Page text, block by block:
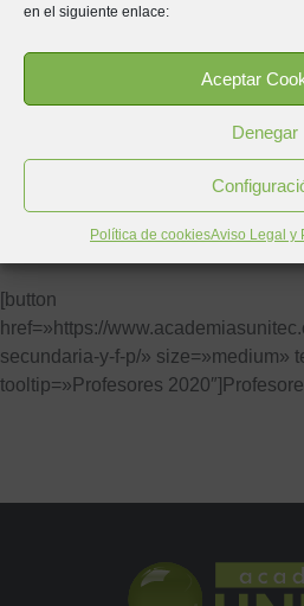
en el siguiente enlace:
Aceptar
Denegar
Política de cookiesAviso Legal y
Cuerpo de Maestros de 2019 aquí:
[button
href=»https://
Si deseas preparar las oposiciones
(Educación Secundaria y
[button
href=»https://
secundaria-y-f-p/» size=»medium»
tooltip=»Profesores